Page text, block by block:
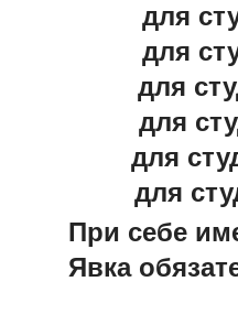
для
для
для
для
для
для
При себе
Явка